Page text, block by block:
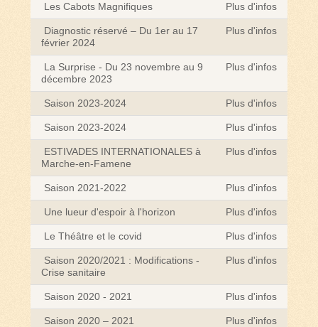
Les Cabots Magnifiques Plus d'infos
Diagnostic réservé – Du 1er au 17
février 2024
Plus d'infos
La Surprise - Du 23 novembre au 9
décembre 2023
Plus d'infos
Saison 2023-2024 Plus d'infos
Saison 2023-2024 Plus d'infos
ESTIVADES INTERNATIONALES à
Marche-en-Famene
Plus d'infos
Saison 2021-2022 Plus d'infos
Une lueur d'espoir à l'horizon Plus d'infos
Le Théâtre et le covid Plus d'infos
Saison 2020/2021 : Modifications -
Crise sanitaire
Plus d'infos
Saison 2020 - 2021 Plus d'infos
Saison 2020 – 2021 Plus d'infos